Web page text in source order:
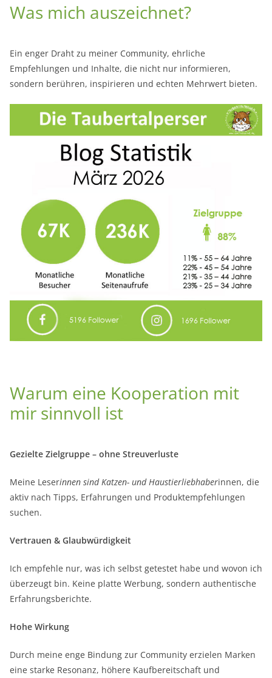
Was mich auszeichnet?
Ein enger Draht zu meiner Community, ehrliche
Empfehlungen und Inhalte, die nicht nur informieren,
sondern berühren, inspirieren und echten Mehrwert bieten.
Warum eine Kooperation mit
mir sinnvoll ist
Gezielte Zielgruppe – ohne Streuverluste
Meine Leserinnen sind Katzen- und Haustierliebhaberinnen, die
aktiv nach Tipps, Erfahrungen und Produktempfehlungen
suchen.
Vertrauen & Glaubwürdigkeit
Ich empfehle nur, was ich selbst getestet habe und wovon ich
überzeugt bin. Keine platte Werbung, sondern authentische
Erfahrungsberichte.
Hohe Wirkung
Durch meine enge Bindung zur Community erzielen Marken
eine starke Resonanz, höhere Kaufbereitschaft und